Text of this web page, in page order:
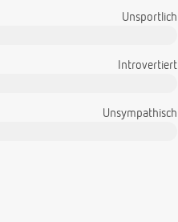
Unsportlich
Introvertiert
Unsympathisch